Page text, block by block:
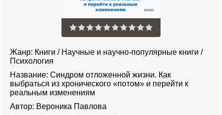
Жанр: Книги / Научные и научно-популярные книги /
Психология
Название: Синдром отложенной жизни. Как
выбраться из хронического «потом» и перейти к
реальным изменениям
Автор: Вероника Павлова